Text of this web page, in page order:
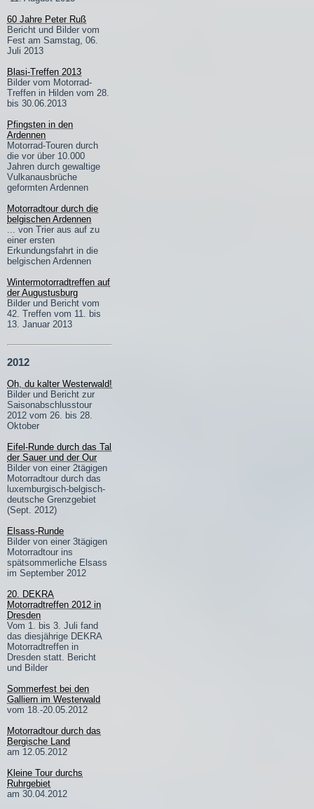
60 Jahre Peter Ruß
Bericht und Bilder vom
Fest am Samstag, 06.
Juli 2013
Blasi-Treffen 2013
Bilder vom Motorrad-
Treffen in Hilden vom 28.
bis 30.06.2013
Pfingsten in den
Ardennen
Motorrad-Touren durch
die vor über 10.000
Jahren durch gewaltige
Vulkanausbrüche
geformten Ardennen
Motorradtour durch die
belgischen Ardennen
... von Trier aus auf zu
einer ersten
Erkundungsfahrt in die
belgischen Ardennen
Wintermotorradtreffen auf
der Augustusburg
Bilder und Bericht vom
42. Treffen vom 11. bis
13. Januar 2013
2012
Oh, du kalter Westerwald!
Bilder und Bericht zur
Saisonabschlusstour
2012 vom 26. bis 28.
Oktober
Eifel-Runde durch das Tal
der Sauer und der Our
Bilder von einer 2tägigen
Motorradtour durch das
luxemburgisch-belgisch-
deutsche Grenzgebiet
(Sept. 2012)
Elsass-Runde
Bilder von einer 3tägigen
Motorradtour ins
spätsommerliche Elsass
im September 2012
20. DEKRA
Motorradtreffen 2012 in
Dresden
Vom 1. bis 3. Juli fand
das diesjährige DEKRA
Motorradtreffen in
Dresden statt. Bericht
und Bilder
Sommerfest bei den
Galliern im Westerwald
vom 18.-20.05.2012
Motorradtour durch das
Bergische Land
am 12.05.2012
Kleine Tour durchs
Ruhrgebiet
am 30.04.2012